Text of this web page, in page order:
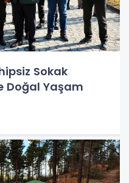
Sokak
Doğal Yaşam